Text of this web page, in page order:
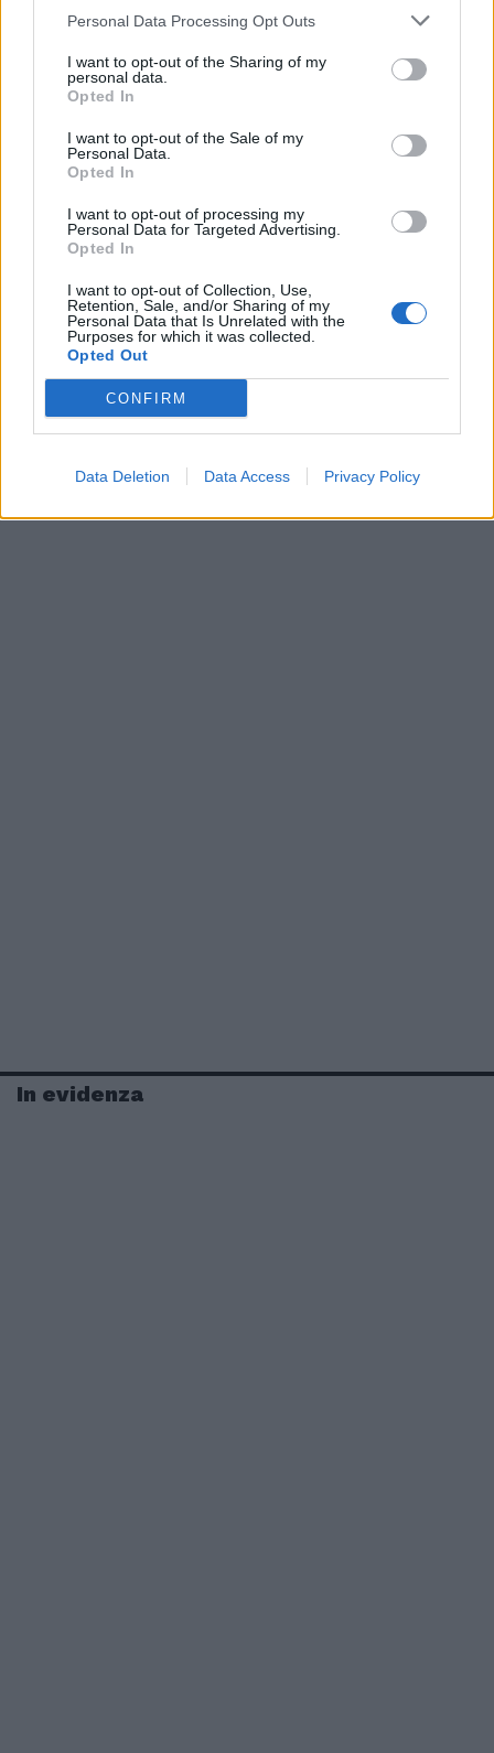
Personal Data Processing Opt Outs
I want to opt-out of the Sharing of my
personal data.
Opted In
I want to opt-out of the Sale of my
Personal Data.
Opted In
I want to opt-out of processing my
Personal Data for Targeted Advertising.
Opted In
I want to opt-out of Collection, Use,
Retention, Sale, and/or Sharing of my
Personal Data that Is Unrelated with the
Purposes for which it was collected.
Opted Out
CONFIRM
Data Deletion Data Access Privacy Policy
In evidenza